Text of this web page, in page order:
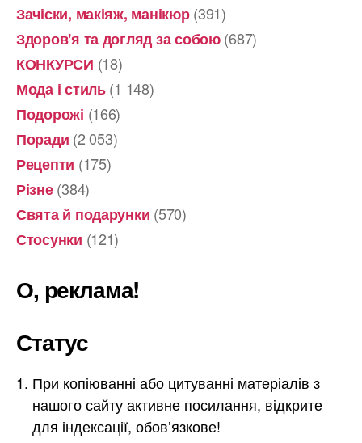
Зачіски, макіяж, манікюр(391)
Здоров'я та догляд за собою(687)
КОНКУРСИ (18)
Мода і стиль(1 148)
Подорожі (166)
Поради (2 053)
Рецепти (175)
Різне(384)
Свята й подарунки (570)
Стосунки (121)
О, реклама!
Статус
При копіюванні або цитуванні матеріалів з
нашого сайту активне посилання, відкрите
для індексації, обов’язкове!